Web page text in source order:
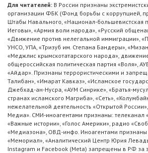
Для читателей: В России признаны
организации ФБК (Фонд борьбы с коррупцией,
Штабы Навального, «Национал-большевистская
Иеговы», «Армия воли народа», «Русский
«Движение против нелегальной иммиграции»,
УНСО, УПА, «Тризуб им. Степана Бандеры»,
«Меджлис крымскотатарского народа»,
общероссийская политическая партия «Воля»,
«Айдар». Признаны террористическими и
Талибан», «Имарат Кавказ», «Исламское
Джебхад-ан-Нусра, «АУМ Синрике», «Братья-
странах исламского Магриба», «Сеть»,
нежелательной деятельность «Открытой
Медиа». СМИ-иноагентами признаны: телеканал
«Важные истории», «Голос Америки», радио
«Медиазона», ОВД-инфо. Иноагентами
«Мемориал», «Аналитический Центр Юрия
Instagram и Facebook (Metа) запрещены в РФ за